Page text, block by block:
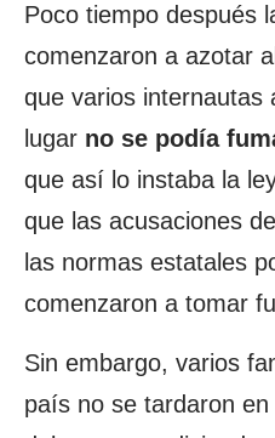
Poco tiempo después
comenzaron a azotar
que varios internautas
lugar no se podía
que así lo instaba la
que las acusaciones
las normas estatales
comenzaron a tomar
Sin embargo, varios
país no se tardaron en